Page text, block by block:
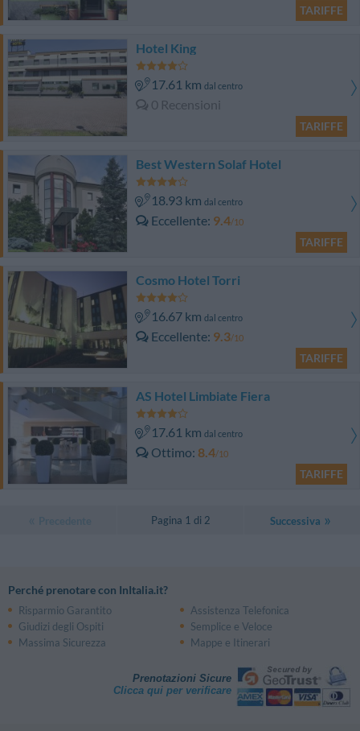
TARIFFE
Hotel King
17.61 km dal centro
0 Recensioni
TARIFFE
Best Western Solaf Hotel
18.93 km dal centro
Eccellente 9.4/10
TARIFFE
Cosmo Hotel Torri
16.67 km dal centro
Eccellente 9.3/10
TARIFFE
AS Hotel Limbiate Fiera
17.61 km dal centro
Ottimo 8.4/10
TARIFFE
Pagina 1 di 2 Successiva
Perché prenotare con InItalia.it?
Risparmio Garantito
Assistenza Telefonica
Giudizi degli Ospiti
Semplice e Veloce
Massima Sicurezza
Mappe e Itinerari
Prenotazioni Sicure
Clicca qui per verificare